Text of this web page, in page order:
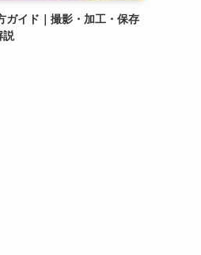
ガイド｜撮影・加工・保存
説